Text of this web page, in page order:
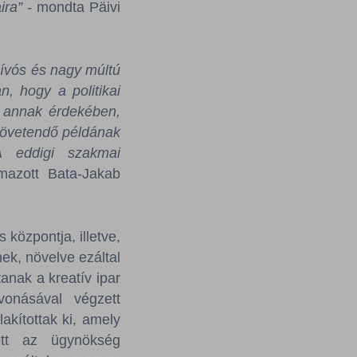
- mondta Päivi
és nagy múltú
hogy a politikai
érdekében,
példának
eddigi szakmai
Bata-Jakab
központja, illetve,
növelve ezáltal
a kreatív ipar
végzett
ki, amely
az ügynökség